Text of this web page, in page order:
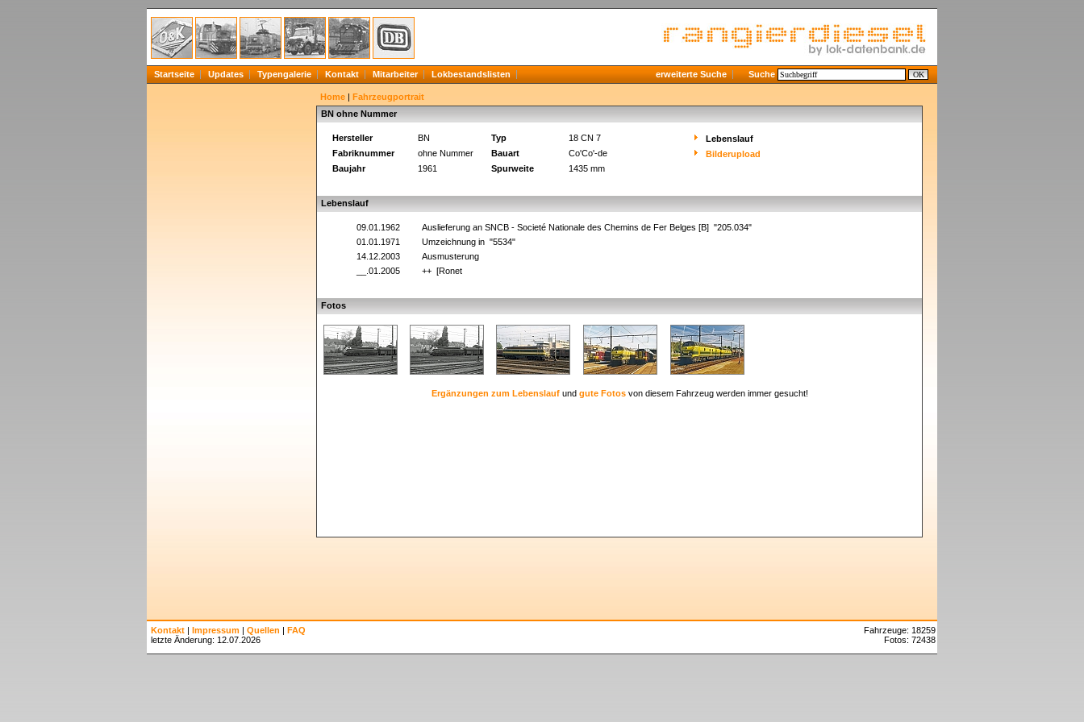
Startseite Updates Typengalerie Kontakt Mitarbeiter Lokbestandslisten erweiterte Suche Suche
Home | Fahrzeugportrait
BN ohne Nummer
Hersteller BN Typ 18 CN 7
Lebenslauf
Fabriknummer
ohne Nummer Bauart Co'Co'-de
Bilderupload
Baujahr
1961 Spurweite 1435 mm
Lebenslauf
09.01.1962
Auslieferung an SNCB - Societé Nationale des Chemins de Fer Belges [B] "205.034"
01.01.1971
Umzeichnung in "5534"
14.12.2003
Ausmusterung
__.01.2005
++ [Ronet
Fotos
Ergänzungen zum Lebenslaufund gute Fotosvon diesem Fahrzeug werden immer gesucht!
Kontakt | Impressum | Quellen | FAQ
letzte Änderung: 12.07.2026
Fahrzeuge: 18259
Fotos: 72438